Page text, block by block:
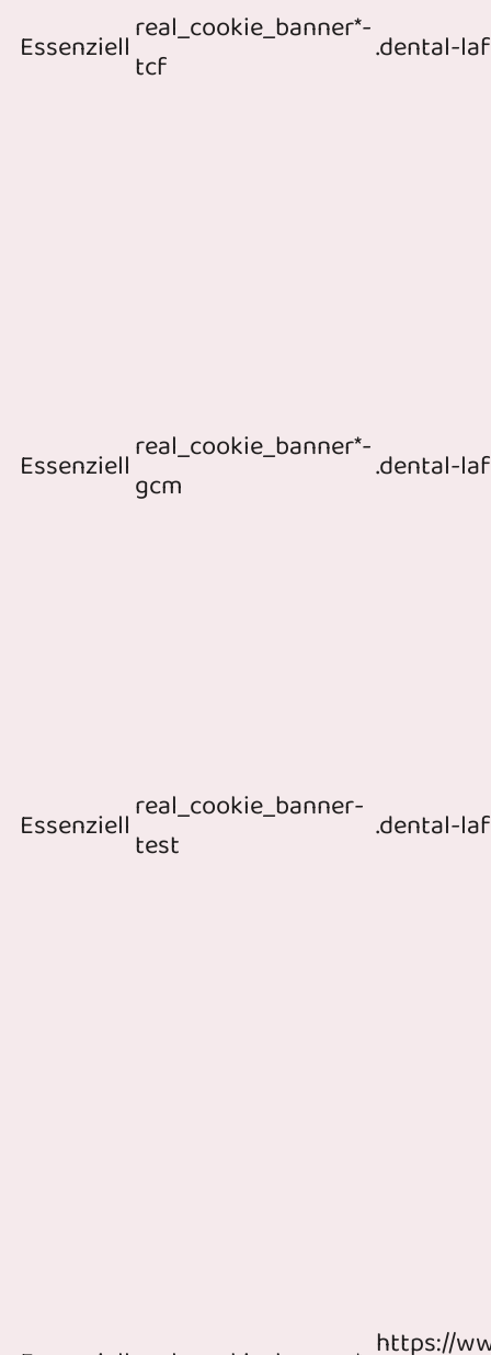
Essenziellreal_cookie_banner*-
tcf
.dental-
Essenziellreal_cookie_banner*-
gcm
.dental-
Essenziellreal_cookie_banner-
test
.dental-
https://